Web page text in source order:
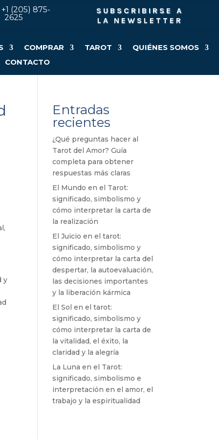
+1 (205) 875-
2625
SUBSCRIBIRSE A
LA NEWSLETTER
COMPRAR TAROT
QUIÉNES SOMOS
CONTACTO
y
Entradas
recientes
¿Qué preguntas hacer al
Tarot del Amor? Guía
completa para obtener
respuestas más claras
El Mundo en el Tarot:
significado, simbolismo y
cómo interpretar la carta de
la realización
El Juicio en el tarot:
significado, simbolismo y
cómo interpretar la carta del
despertar, la autoevaluación,
las decisiones importantes
y la liberación kármica
El Sol en el tarot:
significado, simbolismo y
cómo interpretar la carta de
la vitalidad, el éxito, la
claridad y la alegría
La Luna en el Tarot:
significado, simbolismo e
interpretación en el amor, el
trabajo y la espiritualidad